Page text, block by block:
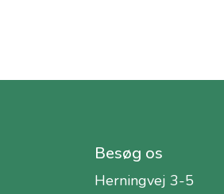
Besøg os
Herningvej 3-5